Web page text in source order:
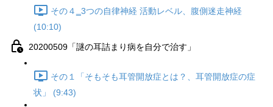
その４‗3つの自律神経 活動レベル、腹側迷走神経
(10:10)
20200509「謎の耳詰まり病を自分で治す」
その１「そもそも耳管開放症とは？、耳管開放症の症
状」 (9:43)